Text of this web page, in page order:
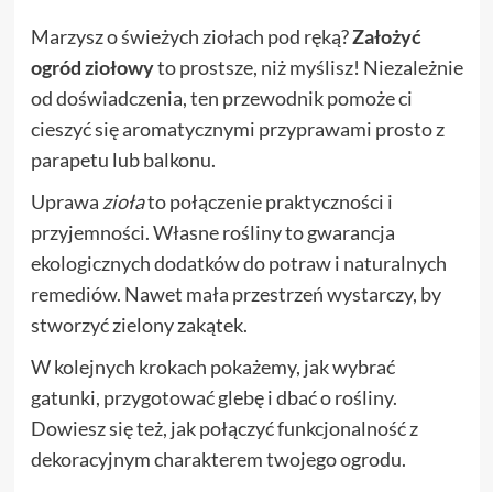
Marzysz o świeżych ziołach pod ręką?Założyć
ogród ziołowyto prostsze, niż myślisz! Niezależnie
od doświadczenia, ten przewodnik pomoże ci
cieszyć się aromatycznymi przyprawami prosto z
parapetu lub balkonu.
Uprawa ziołato połączenie praktyczności i
przyjemności. Własne rośliny to gwarancja
ekologicznych dodatków do potraw i naturalnych
remediów. Nawet mała przestrzeń wystarczy, by
stworzyć zielony zakątek.
W kolejnych krokach pokażemy, jak wybrać
gatunki, przygotować glebę i dbać o rośliny.
Dowiesz się też, jak połączyć funkcjonalność z
dekoracyjnym charakterem twojego ogrodu.